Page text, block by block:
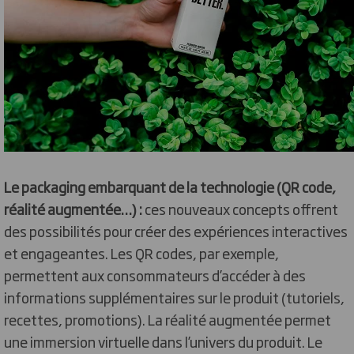
Le packaging embarquant de la technologie (QR code,
réalité augmentée…) :ces nouveaux concepts offrent
des possibilités pour créer des expériences interactives
et engageantes. Les QR codes, par exemple,
permettent aux consommateurs d’accéder à des
informations supplémentaires sur le produit (tutoriels,
recettes, promotions). La réalité augmentée permet
une immersion virtuelle dans l’univers du produit. Le